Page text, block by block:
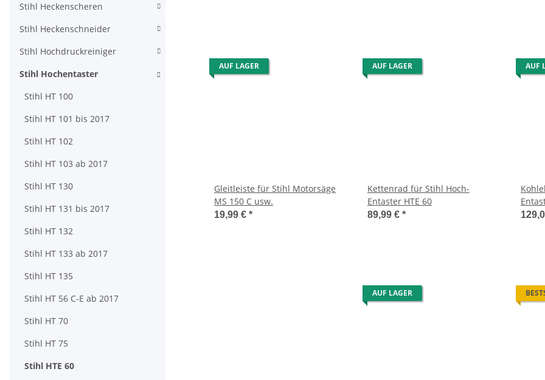
AUF LAGER
Gleitleiste für Stihl Motorsäge
MS 150 C usw.
19,99 € *
AUF LAGER
Kettenrad für Stihl Hoch-
Entaster HTE 60
89,99 € *
AUF
AUF LAGER
Stihl Heckenscheren
Stihl Heckenschneider
Stihl Hochdruckreiniger
Stihl Hochentaster
Stihl HT 100
Stihl HT 101 bis 2017
Stihl HT 102
Stihl HT 103 ab 2017
Stihl HT 130
Stihl HT 131 bis 2017
Stihl HT 132
Stihl HT 133 ab 2017
Stihl HT 135
Stihl HT 56 C-E ab 2017
Stihl HT 70
Stihl HT 75
Stihl HTE 60